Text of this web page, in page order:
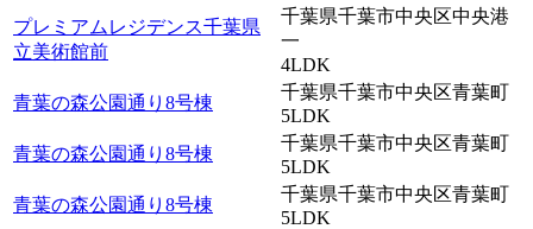
プレミアムレジデンス千葉県
立美術館前
千葉県千葉市中央区中央港
一
4LDK
青葉の森公園通り8号棟
千葉県千葉市中央区青葉町
5LDK
青葉の森公園通り8号棟
千葉県千葉市中央区青葉町
5LDK
青葉の森公園通り8号棟
千葉県千葉市中央区青葉町
5LDK